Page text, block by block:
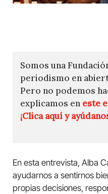
Somos una
periodismo en
Pero no podemos
explicamos en este
¡Clica aquí y
En esta entrevista, Alba
ayudarnos a sentirnos
propias decisiones,